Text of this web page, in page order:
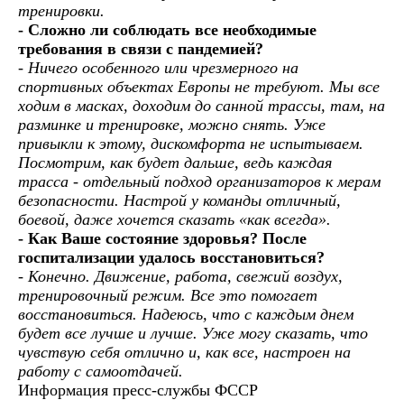
тренировки.
- Сложно ли соблюдать все необходимые
требования в связи с пандемией?
- Ничего особенного или чрезмерного на
спортивных объектах Европы не требуют. Мы все
ходим в масках, доходим до санной трассы, там, на
разминке и тренировке, можно снять. Уже
привыкли к этому, дискомфорта не испытываем.
Посмотрим, как будет дальше, ведь каждая
трасса - отдельный подход организаторов к мерам
безопасности. Настрой у команды отличный,
боевой, даже хочется сказать «как всегда».
- Как Ваше состояние здоровья? После
госпитализации удалось восстановиться?
- Конечно. Движение, работа, свежий воздух,
тренировочный режим. Все это помогает
восстановиться. Надеюсь, что с каждым днем
будет все лучше и лучше. Уже могу сказать, что
чувствую себя отлично и, как все, настроен на
работу с самоотдачей.
Информация пресс-службы ФССР